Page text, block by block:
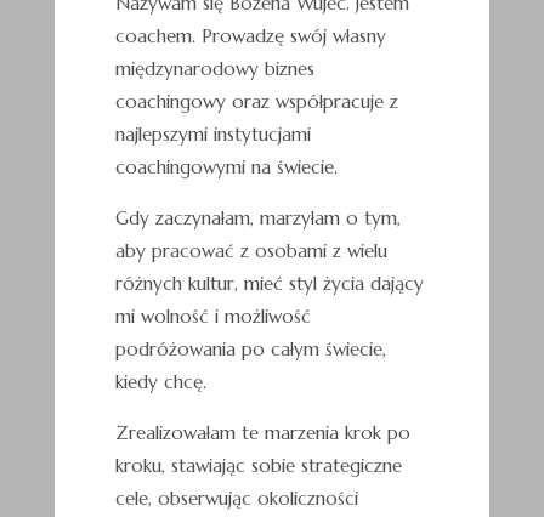
coachem. Prowadzę swój własny
międzynarodowy biznes
coachingowy oraz współpracuje z
najlepszymi instytucjami
coachingowymi na świecie.
Gdy zaczynałam, marzyłam o tym,
aby pracować z osobami z wielu
różnych kultur, mieć styl życia dający
mi wolność i możliwość
podróżowania po całym świecie,
kiedy chcę.
Zrealizowałam te marzenia krok po
kroku, stawiając sobie strategiczne
cele, obserwując okoliczności